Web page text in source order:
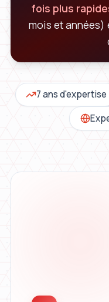
fois plus
mois et années)
7 ans d'expertise